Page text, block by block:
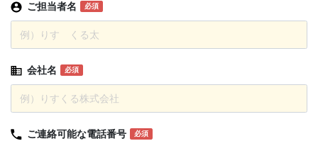
ご担当者名 必須
会社名 必須
ご連絡可能な電話番号 必須